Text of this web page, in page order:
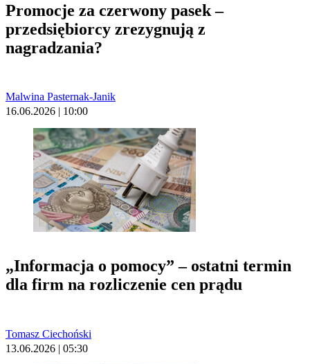
Promocje za czerwony pasek –
przedsiębiorcy zrezygnują z
nagradzania?
Malwina Pasternak-Janik
16.06.2026 | 10:00
„Informacja o pomocy” – ostatni termin
dla firm na rozliczenie cen prądu
Tomasz Ciechoński
13.06.2026 | 05:30